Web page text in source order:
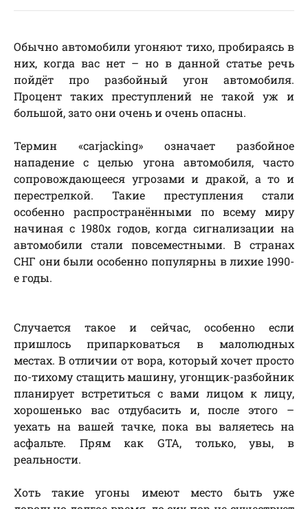
Обычно автомобили угоняют тихо, пробираясь в
них, когда вас нет – но в данной статье речь
пойдёт про разбойный угон автомобиля.
Процент таких преступлений не такой уж и
большой, зато они очень и очень опасны.
Термин «carjacking» означает разбойное
нападение с целью угона автомобиля, часто
сопровождающееся угрозами и дракой, а то и
перестрелкой. Такие преступления стали
особенно распространёнными по всему миру
начиная с 1980х годов, когда сигнализации на
автомобили стали повсеместными. В странах
СНГ они были особенно популярны в лихие 1990-
е годы.
Случается такое и сейчас, особенно если
пришлось припарковаться в малолюдных
местах. В отличии от вора, который хочет просто
по-тихому стащить машину, угонщик-разбойник
планирует встретиться с вами лицом к лицу,
хорошенько вас отдубасить и, после этого –
уехать на вашей тачке, пока вы валяетесь на
асфальте. Прям как GTA, только, увы, в
реальности.
Хоть такие угоны имеют место быть уже